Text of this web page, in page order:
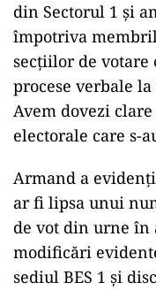
din Sectorul 1 și
împotriva
secțiilor de votare
procese verbale
Avem dovezi
electorale care s-
Armand a
ar fi lipsa unui
de vot din urne în
modificări
sediul BES 1 și